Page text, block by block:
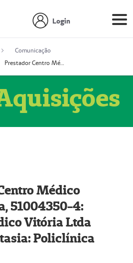
Login
Comunicação
Prestador Centro Médico Vitória Ltda, 51004350-4: Centro Médico Vitória Ltda (Nome Fantasia: Policlínica Master)
Médico
51004350-4:
Vitória Ltda
Policlínica